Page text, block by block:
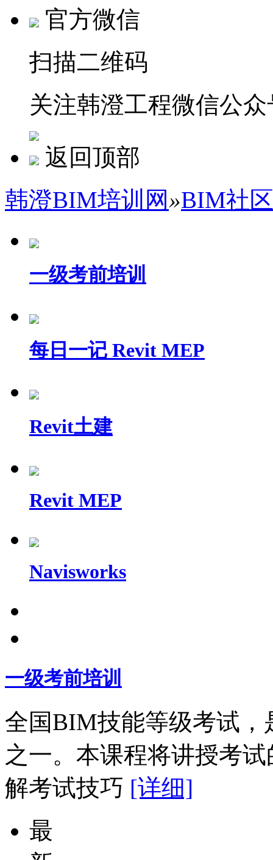
官方微信
扫描二维码
关注韩澄工程微信公众
返回顶部
韩澄BIM培训网»BIM社区
一级考前培训
每日一记 Revit MEP
Revit土建
Revit MEP
Navisworks
一级考前培训
全国BIM技能等级考试
之一。本课程将讲授考
解考试技巧 [详细]
最